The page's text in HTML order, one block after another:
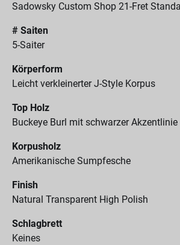
Sadowsky Custom Shop 21-Fret
# Saiten
5-Saiter
Körperform
Leicht verkleinerter J-Style Korpus
Top Holz
Buckeye Burl mit schwarzer Akzentlinie
Korpusholz
Amerikanische Sumpfesche
Finish
Natural Transparent High Polish
Schlagbrett
Keines